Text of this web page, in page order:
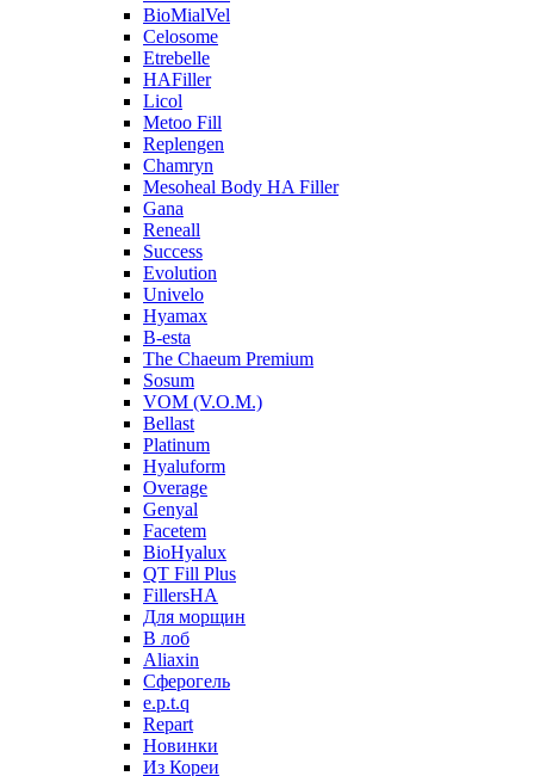
BioMialVel
Celosome
Etrebelle
HAFiller
Licol
Metoo Fill
Replengen
Chamryn
Mesoheal Body HA Filler
Gana
Reneall
Success
Evolution
Univelo
Hyamax
B-esta
The Chaeum Premium
Sosum
VOM (V.O.M.)
Bellast
Platinum
Hyaluform
Overage
Genyal
Facetem
BioHyalux
QT Fill Plus
FillersHA
Для морщин
В лоб
Aliaxin
Сферогель
e.p.t.q
Repart
Новинки
Из Кореи